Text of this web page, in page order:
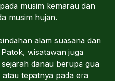
musim kemarau dan
musim hujan.
alam suasana dan
wisatawan juga
danau berupa gua
tepatnya pada era